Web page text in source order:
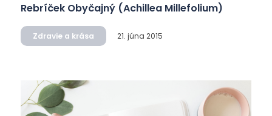
Rebríček Obyčajný (Achillea Millefolium)
Zdravie a krása 21. júna 2015